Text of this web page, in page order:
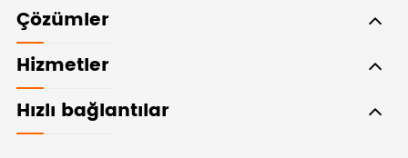
Çözümler
Hizmetler
Hızlı bağlantılar